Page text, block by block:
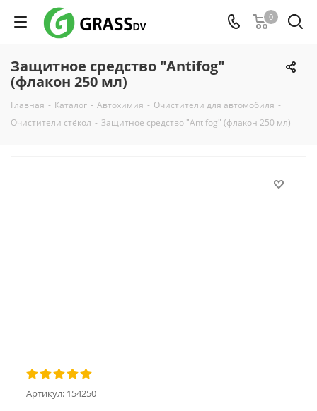
0
Защитное средство "Antifog"
(флакон 250 мл)
Главная - Каталог - Автохимия - Очистители для автомобиля -
Очистители стёкол - Защитное средство "Antifog" (флакон 250 мл)
Артикул: 154250